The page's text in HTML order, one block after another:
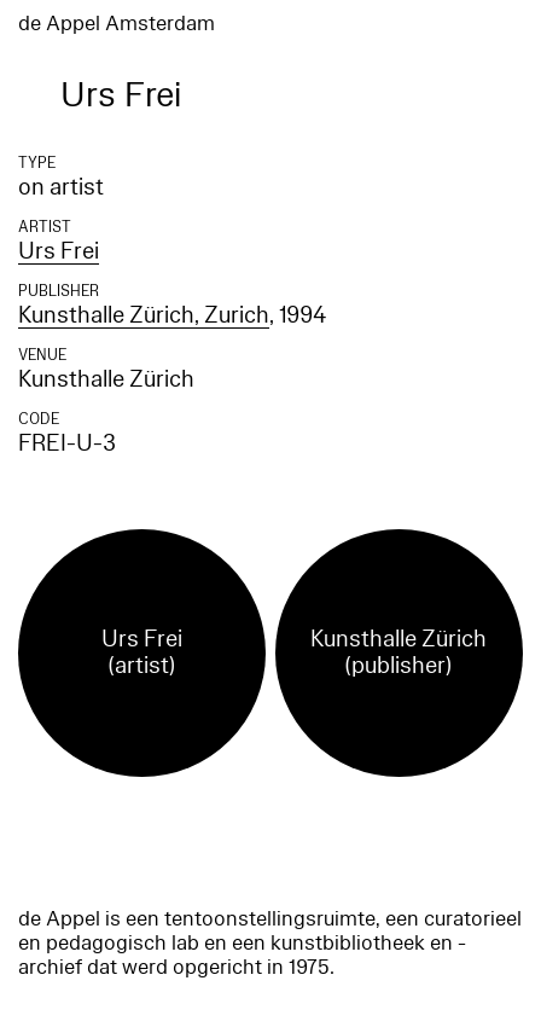
de Appel Amsterdam
Urs Frei
TYPE
on artist
ARTIST
Urs Frei
PUBLISHER
Kunsthalle Zürich, Zurich, 1994
VENUE
Kunsthalle Zürich
CODE
FREI-U-3
Urs Frei
(artist)
Kunsthalle Zürich
(publisher)
de Appel is een tentoonstellingsruimte, een curatorieel
en pedagogisch lab en een kunstbibliotheek en -
archief dat werd opgericht in 1975.